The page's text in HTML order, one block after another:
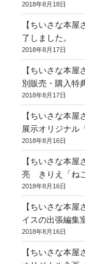
2018年8月18日
【ちいさな本
了しました。
2018年8月17日
【ちいさな本
別販売・購入特
2018年8月17日
【ちいさな本
展示オリジナル
2018年8月16日
【ちいさな本
亮 きりえ「ねこ
2018年8月16日
【ちいさな本
イスの出張編集
2018年8月16日
【ちいさな本